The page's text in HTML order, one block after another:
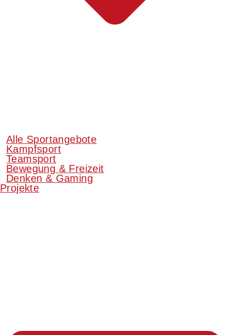
Alle Sportangebote
Kampfsport
Teamsport
Bewegung & Freizeit
Denken & Gaming
Projekte